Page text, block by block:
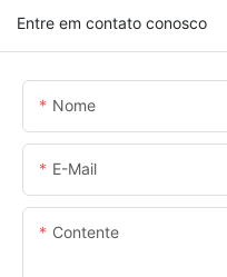
Entre em contato conosco
Nome
E-Mail
Contente